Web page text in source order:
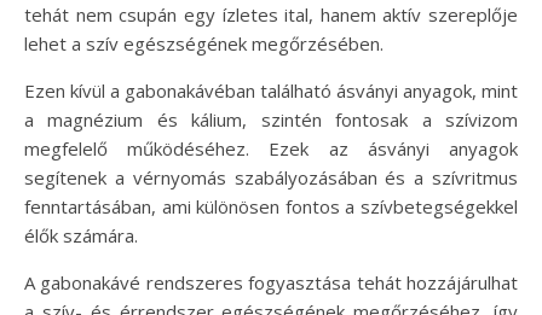
tehát nem csupán egy ízletes ital, hanem aktív szereplője
lehet a szív egészségének megőrzésében.
Ezen kívül a gabonakávéban található ásványi anyagok, mint
a magnézium és kálium, szintén fontosak a szívizom
megfelelő működéséhez. Ezek az ásványi anyagok
segítenek a vérnyomás szabályozásában és a szívritmus
fenntartásában, ami különösen fontos a szívbetegségekkel
élők számára.
A gabonakávé rendszeres fogyasztása tehát hozzájárulhat